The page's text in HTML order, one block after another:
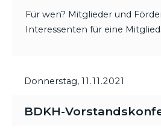
Für wen? Mitglieder und
Interessenten für eine
Donnerstag, 11.11.2021
BDKH-